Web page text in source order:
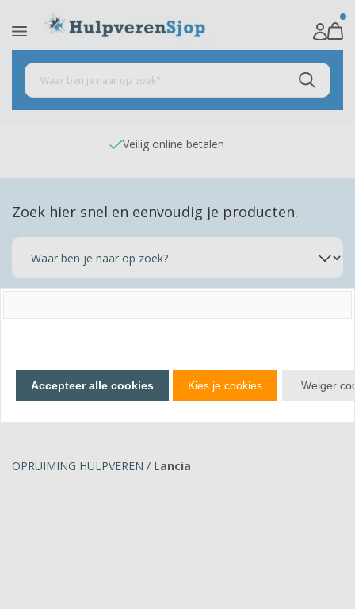
Veilig online betalen
Zoek hier snel en eenvoudig je producten.
Bekijk producten
OPRUIMING HULPVEREN / Lancia
Accepteer alle cookies Kies je cookies Weiger